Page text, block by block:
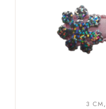
3 CM